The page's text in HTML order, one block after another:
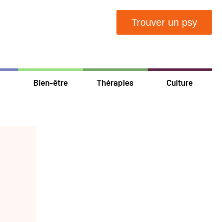
Trouver un psy
Bien-être Thérapies Culture